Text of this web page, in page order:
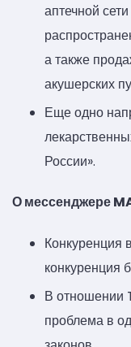
аптечной
а также
акушерских
Еще одно
России».
О мессенджере
Конкуренция
конкуренция
В отношении
проблема в